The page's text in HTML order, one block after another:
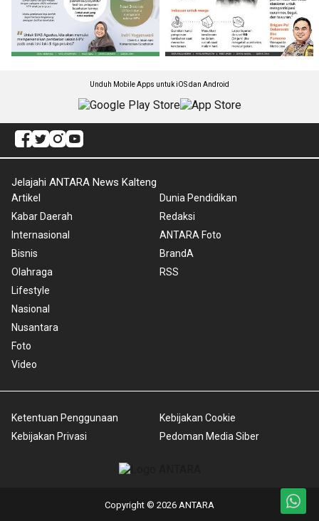
Unduh Mobile Apps untuk iOS dan Android
Jelajahi ANTARA News Kalteng
Artikel
Kabar Daerah
Internasional
Bisnis
Olahraga
Lifestyle
Nasional
Nusantara
Foto
Video
Dunia Pendidikan
Redaksi
ANTARA Foto
BrandA
RSS
Ketentuan Penggunaan
Kebijakan Privasi
Kebijakan Cookie
Pedoman Media Siber
Copyright © 2026 ANTARA